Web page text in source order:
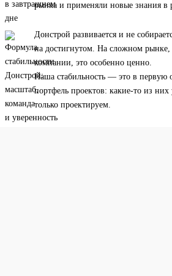
рынка и применяли новые знания в
Донстрой развивается и не
на достигнутом. На сложном рынке,
компании, это особенно ценно.
Наша стабильность — это в первую
портфель проектов: какие-то из
только проектируем.